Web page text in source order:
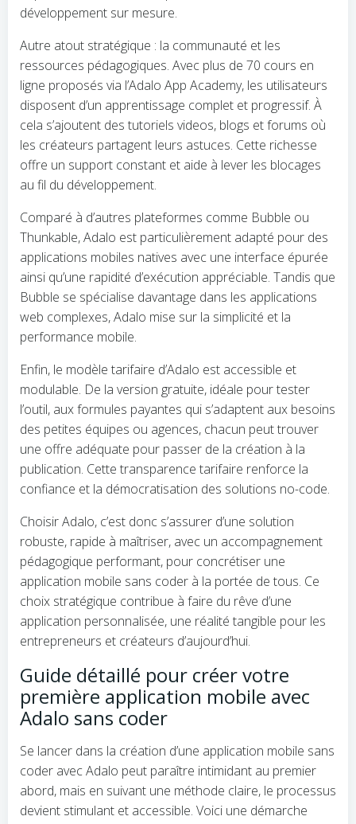
développement sur mesure.
Autre atout stratégique : la communauté et les
ressources pédagogiques. Avec plus de 70 cours en
ligne proposés via l’Adalo App Academy, les utilisateurs
disposent d’un apprentissage complet et progressif. À
cela s’ajoutent des tutoriels videos, blogs et forums où
les créateurs partagent leurs astuces. Cette richesse
offre un support constant et aide à lever les blocages
au fil du développement.
Comparé à d’autres plateformes comme Bubble ou
Thunkable, Adalo est particulièrement adapté pour des
applications mobiles natives avec une interface épurée
ainsi qu’une rapidité d’exécution appréciable. Tandis que
Bubble se spécialise davantage dans les applications
web complexes, Adalo mise sur la simplicité et la
performance mobile.
Enfin, le modèle tarifaire d’Adalo est accessible et
modulable. De la version gratuite, idéale pour tester
l’outil, aux formules payantes qui s’adaptent aux besoins
des petites équipes ou agences, chacun peut trouver
une offre adéquate pour passer de la création à la
publication. Cette transparence tarifaire renforce la
confiance et la démocratisation des solutions no-code.
Choisir Adalo, c’est donc s’assurer d’une solution
robuste, rapide à maîtriser, avec un accompagnement
pédagogique performant, pour concrétiser une
application mobile sans coder à la portée de tous. Ce
choix stratégique contribue à faire du rêve d’une
application personnalisée, une réalité tangible pour les
entrepreneurs et créateurs d’aujourd’hui.
Guide détaillé pour créer votre
première application mobile avec
Adalo sans coder
Se lancer dans la création d’une application mobile sans
coder avec Adalo peut paraître intimidant au premier
abord, mais en suivant une méthode claire, le processus
devient stimulant et accessible. Voici une démarche